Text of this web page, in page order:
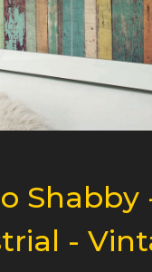
Shabby
-